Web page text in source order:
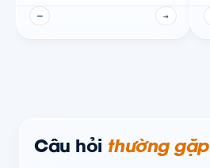
— →
Câu hỏi thường gặp